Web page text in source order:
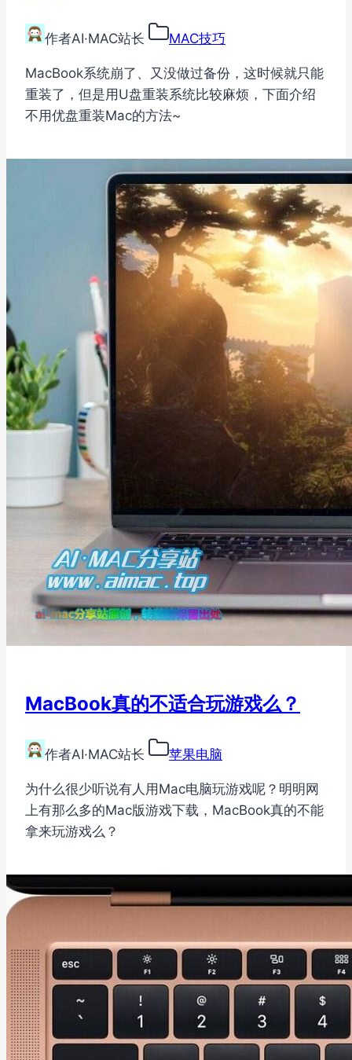
作者AI·MAC站长 MAC技巧
MacBook系统崩了、又没做过备份，这时候就只能
重装了，但是用U盘重装系统比较麻烦，下面介绍
不用优盘重装Mac的方法~
MacBook真的不适合玩游戏么？
作者AI·MAC站长 苹果电脑
为什么很少听说有人用Mac电脑玩游戏呢？明明网
上有那么多的Mac版游戏下载，MacBook真的不能
拿来玩游戏么？